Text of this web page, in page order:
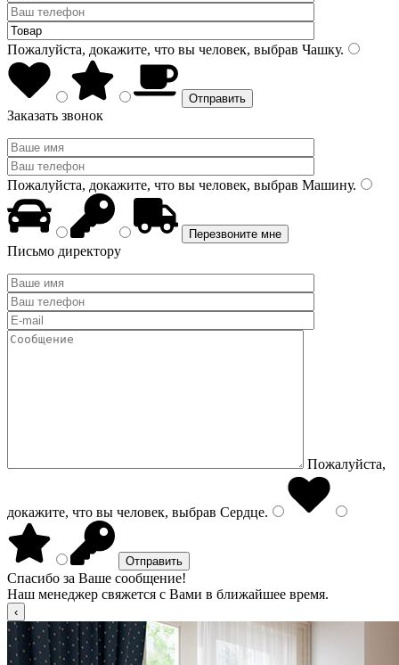
Пожалуйста, докажите, что вы человек, выбрав Чашку.
Заказать звонок
Пожалуйста, докажите, что вы человек, выбрав Машину.
Письмо директору
Пожалуйста,
докажите, что вы человек, выбрав Сердце.
Спасибо за Ваше сообщение!
Наш менеджер свяжется с Вами в ближайшее время.